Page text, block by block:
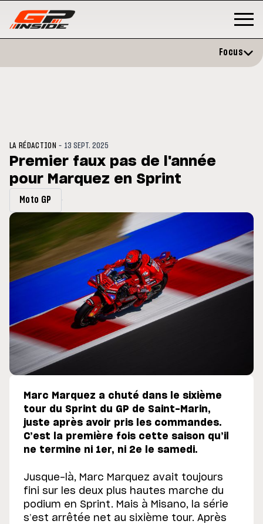
du GP de Grande-
MOTO GP
Focus
LA RÉDACTION - 13 SEPT. 2025
Premier faux pas de l'année
pour Marquez en Sprint
Moto GP
Marc Marquez a chuté dans le sixième
tour du Sprint du GP de Saint-Marin,
juste après avoir pris les commandes.
C’est la première fois cette saison qu’il
ne termine ni 1er, ni 2e le samedi.
Jusque-là, Marc Marquez avait toujours
fini sur les deux plus hautes marche du
podium en Sprint. Mais à Misano, la série
s’est arrêtée net au sixième tour. Après